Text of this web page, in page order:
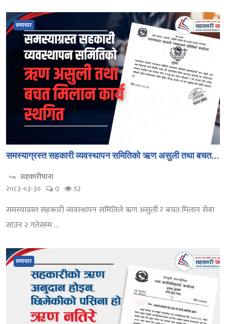
समाचार
समस्याग्रस्त सहकारी व्यवस्थापन समितिको ऋण असुली तथा बचत...
सहकारीपाना
२०८३-०३-३०
0 52
समस्याग्रस्त सहकारी व्यवस्थापन समितिले ऋण असुली र बचत मिलान सेवा
साउन २ गतेसम्म ...
समाचार